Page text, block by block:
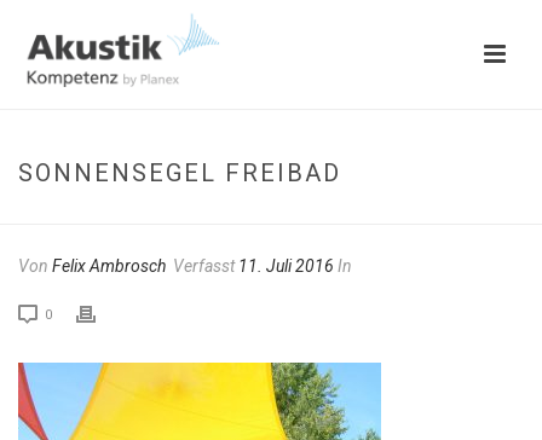
SONNENSEGEL FREIBAD
Von Felix Ambrosch Verfasst11. Juli 2016 In
0